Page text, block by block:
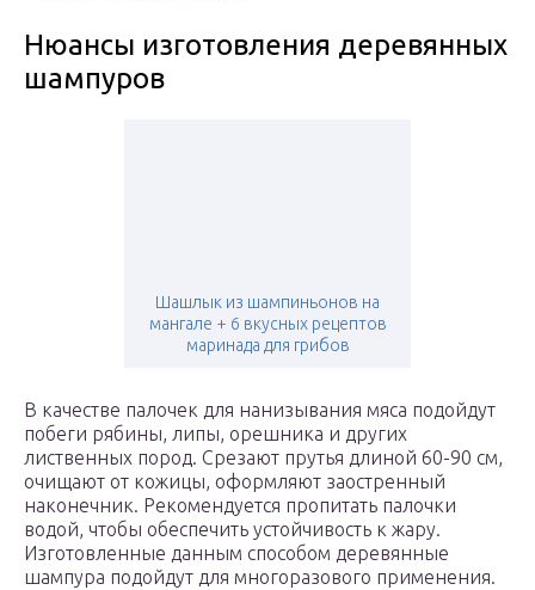
Нюансы изготовления деревянных
шампуров
Шашлык из шампиньонов на
мангале + 6 вкусных рецептов
маринада для грибов
В качестве палочек для нанизывания мяса подойдут
побеги рябины, липы, орешника и других
лиственных пород. Срезают прутья длиной 60-90 см,
очищают от кожицы, оформляют заостренный
наконечник. Рекомендуется пропитать палочки
водой, чтобы обеспечить устойчивость к жару.
Изготовленные данным способом деревянные
шампура подойдут для многоразового применения.